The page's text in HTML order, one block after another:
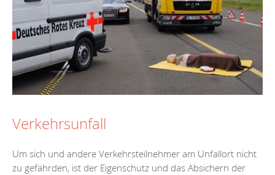
Verkehrsunfall
Um sich und andere Verkehrsteilnehmer am Unfallort nicht
zu gefährden, ist der Eigenschutz und das Absichern der